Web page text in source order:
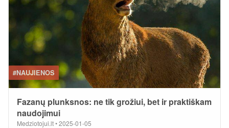
#NAUJIENOS
Fazanų plunksnos: ne tik grožiui, bet ir praktiškam
naudojimui
Medziotojui.lt•2025-01-05